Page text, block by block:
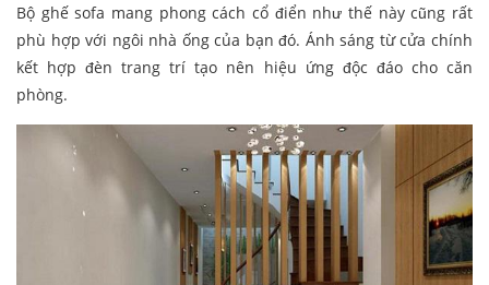
Bộ ghế sofa mang phong cách cổ điển như thế này cũng rất
phù hợp với ngôi nhà ống của bạn đó. Ánh sáng từ cửa chính
kết hợp đèn trang trí tạo nên hiệu ứng độc đáo cho căn
phòng.